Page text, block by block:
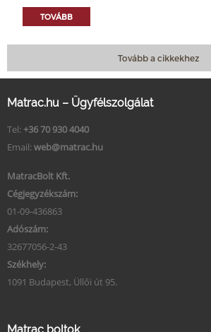
TOVÁBB
Tovább a cikkekhez
Matrac.hu – Ügyfélszolgálat
Tel: +36 70 930 4040
Email: web@matrac.hu
MatracBolt Kft.
Cégjegyzékszám:
01-09-436863
Adószám:
32677056-2-43
Székhely:
1091 Budapest, Üllői út 95.